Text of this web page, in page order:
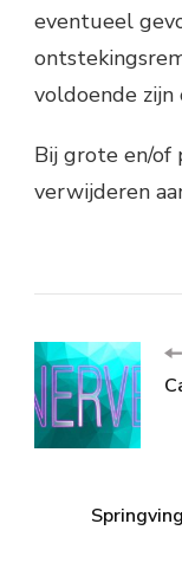
eventueel
voldoende
Bij grote en/of
verwijderen